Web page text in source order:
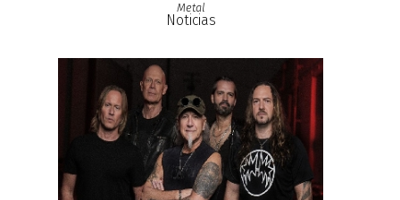
Metal
Noticias